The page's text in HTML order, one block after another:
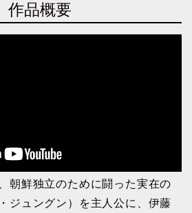
作品概要
朝鮮独立のために闘った実在の
ジュングン）を主人公に、伊藤